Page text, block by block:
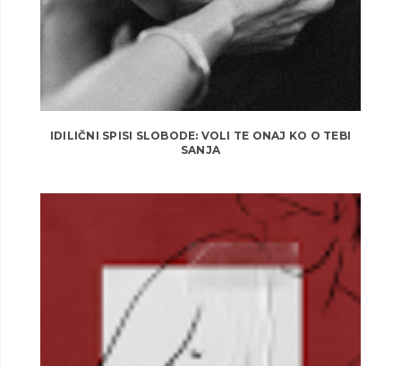
IDILIČNI SPISI SLOBODE: VOLI TE ONAJ KO O TEBI
SANJA